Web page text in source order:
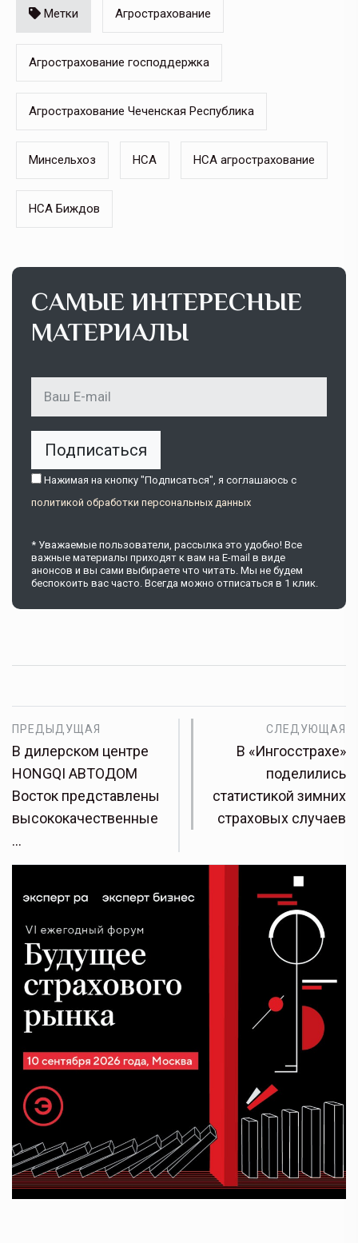
Метки Агрострахование
Агрострахование господдержка
Агрострахование Чеченская Республика
Минсельхоз НСА НСА агрострахование
НСА Биждов
САМЫЕ ИНТЕРЕСНЫЕ
МАТЕРИАЛЫ
Подписаться
Нажимая на кнопку "Подписаться", я соглашаюсь c
политикой обработки персональных данных
* Уважаемые пользователи, рассылка это удобно! Все
важные материалы приходят к вам на E-mail в виде
анонсов и вы сами выбираете что читать. Мы не будем
беспокоить вас часто. Всегда можно отписаться в 1 клик.
ПРЕДЫДУЩАЯ
В дилерском центре
HONGQI АВТОДОМ
Восток представлены
высококачественные
…
СЛЕДУЮЩАЯ
В «Ингосстрахе»
поделились
статистикой зимних
страховых случаев